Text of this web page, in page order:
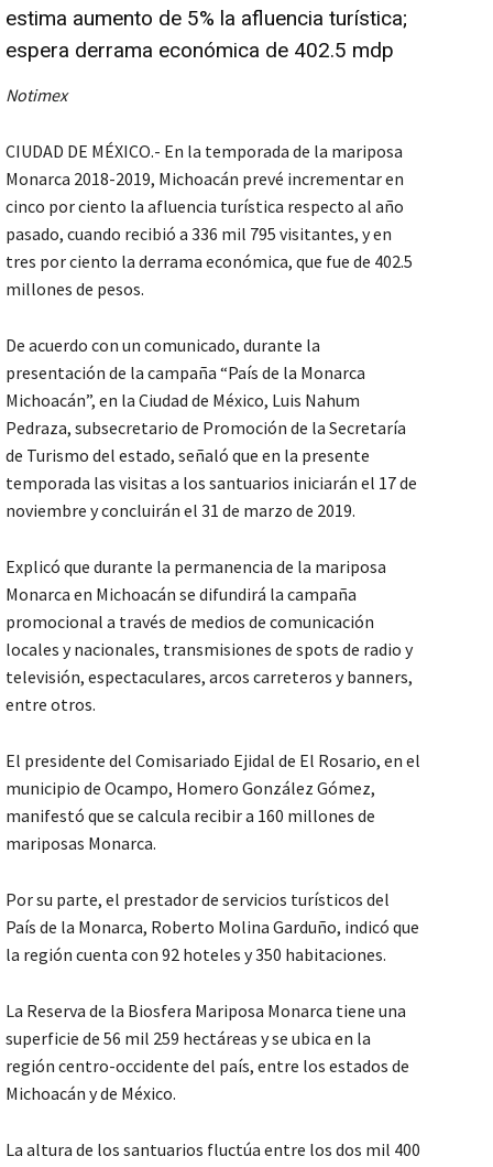
estima aumento de 5% la afluencia turística;
espera derrama económica de 402.5 mdp
Notimex
CIUDAD DE MÉXICO.- En la temporada de la mariposa
Monarca 2018-2019, Michoacán prevé incrementar en
cinco por ciento la afluencia turística respecto al año
pasado, cuando recibió a 336 mil 795 visitantes, y en
tres por ciento la derrama económica, que fue de 402.5
millones de pesos.
De acuerdo con un comunicado, durante la
presentación de la campaña “País de la Monarca
Michoacán”, en la Ciudad de México, Luis Nahum
Pedraza, subsecretario de Promoción de la Secretaría
de Turismo del estado, señaló que en la presente
temporada las visitas a los santuarios iniciarán el 17 de
noviembre y concluirán el 31 de marzo de 2019.
Explicó que durante la permanencia de la mariposa
Monarca en Michoacán se difundirá la campaña
promocional a través de medios de comunicación
locales y nacionales, transmisiones de spots de radio y
televisión, espectaculares, arcos carreteros y banners,
entre otros.
El presidente del Comisariado Ejidal de El Rosario, en el
municipio de Ocampo, Homero González Gómez,
manifestó que se calcula recibir a 160 millones de
mariposas Monarca.
Por su parte, el prestador de servicios turísticos del
País de la Monarca, Roberto Molina Garduño, indicó que
la región cuenta con 92 hoteles y 350 habitaciones.
La Reserva de la Biosfera Mariposa Monarca tiene una
superficie de 56 mil 259 hectáreas y se ubica en la
región centro-occidente del país, entre los estados de
Michoacán y de México.
La altura de los santuarios fluctúa entre los dos mil 400